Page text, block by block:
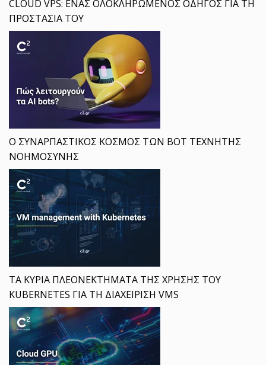
CLOUD VPS: ΕΝΑΣ ΟΛΟΚΛΗΡΩΜΕΝΟΣ ΟΔΗΓΟΣ ΓΙΑ ΤΗ
ΠΡΟΣΤΑΣΙΑ ΤΟΥ
Ο ΣΥΝΑΡΠΑΣΤΙΚΟΣ ΚΟΣΜΟΣ ΤΩΝ BOT ΤΕΧΝΗΤΗΣ
ΝΟΗΜΟΣΥΝΗΣ
ΤΑ ΚΥΡΙΑ ΠΛΕΟΝΕΚΤΗΜΑΤΑ ΤΗΣ ΧΡΗΣΗΣ ΤΟΥ
KUBERNETES ΓΙΑ ΤΗ ΔΙΑΧΕΙΡΙΣΗ VMS